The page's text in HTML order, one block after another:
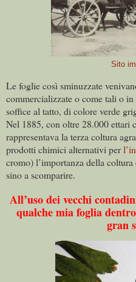
Sito
Le foglie così sminuzzate
commercializzate o come tali o
soffice al tatto, di colore verde
Nel 1885, con oltre 28.000 ettari
rappresentava la terza coltura
prodotti chimici alternativi per
cromo) l’importanza della
sino a scomparire.
All’uso dei vecchi
qualche mia foglia
gran